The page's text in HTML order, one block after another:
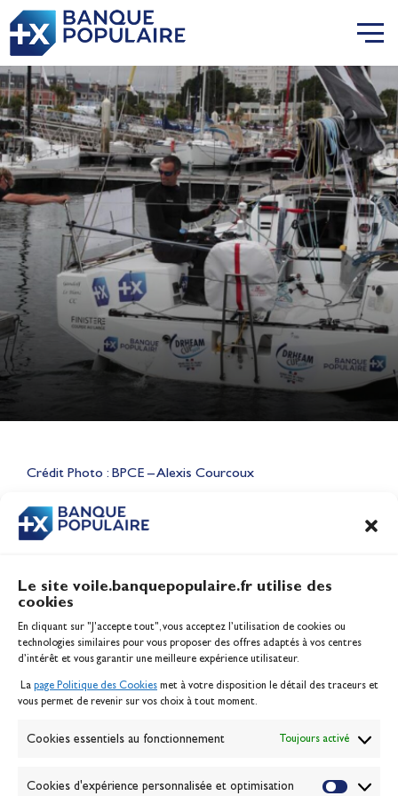
Le site voile.banquepopulaire.fr utilise des
cookies
En cliquant sur "J'accepte tout", vous acceptez l’utilisation de cookies ou
technologies similaires pour vous proposer des offres adaptés à vos centres
d’intérêt et vous garantir une meilleure expérience utilisateur.
La page Politique des Cookies met à votre disposition le détail des traceurs et
vous permet de revenir sur vos choix à tout moment.
Cookies essentiels au fonctionnement Toujours activé
Cookies d'expérience personnalisée et optimisation
Crédit Photo : BPCE – Alexis Courcoux
CONTENU
Lauriane Nolot en or à Long
Jeux Olympiques 2028
Inscription serveur média
Contact
Politique des cookies
Banque de la voile
Passion Voile TV